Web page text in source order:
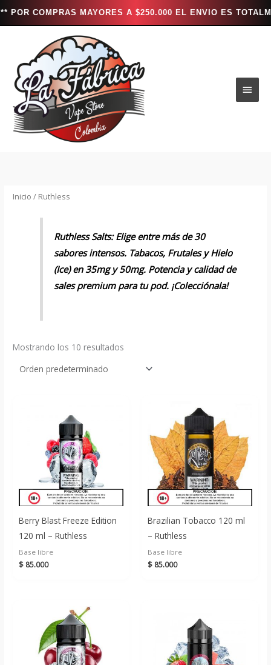
MAYORES A $250.000 EL ENVIO ES TOTALMENTE
contenido
Inicio / Ruthless
Ruthless Salts: Elige entre más de 30
sabores intensos. Tabacos, Frutales y Hielo
(Ice) en 35mg y 50mg. Potencia y calidad de
sales premium para tu pod. ¡Colecciónala!
Mostrando los 10 resultados
Berry Blast Freeze Edition
120 ml – Ruthless
Base libre
$ 85.000
Brazilian Tobacco 120 ml
– Ruthless
Base libre
$ 85.000